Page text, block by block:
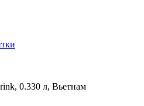
0.330 л, Вьетнам